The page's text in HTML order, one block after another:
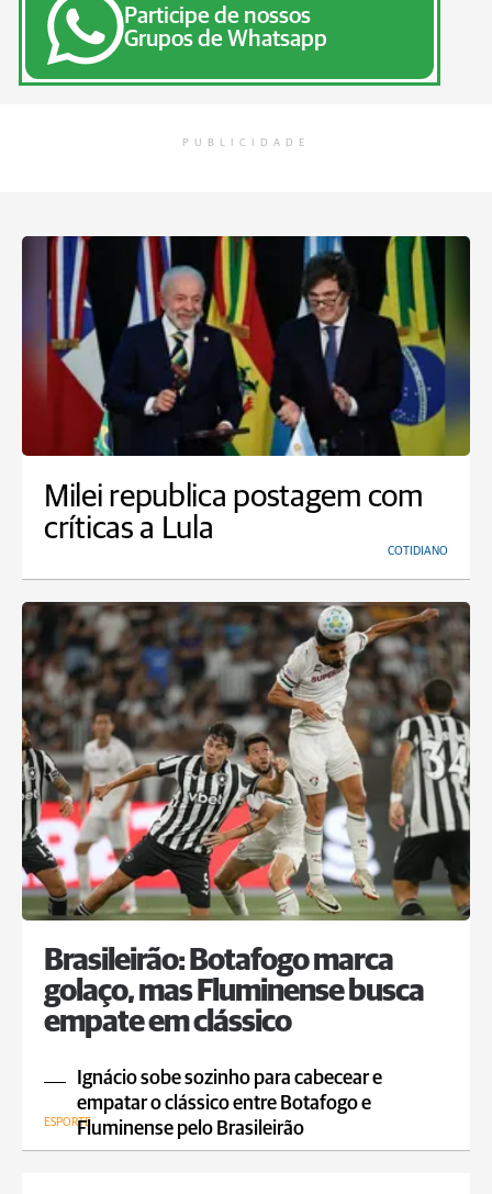
Participe de nossos
Grupos de Whatsapp
PUBLICIDADE
Milei republica postagem com
críticas a Lula
COTIDIANO
Brasileirão: Botafogo marca
golaço, mas Fluminense busca
empate em clássico
Ignácio sobe sozinho para cabecear e
empatar o clássico entre Botafogo e
Fluminense pelo Brasileirão
ESPORTE